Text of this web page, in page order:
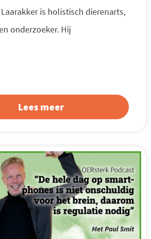
Laarakker is holistisch dierenarts,
onderzoeker. Hij
Lees meer